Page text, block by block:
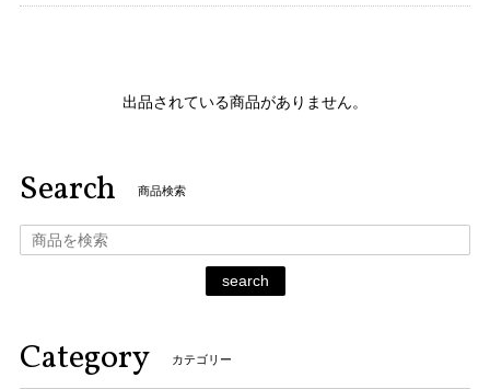
出品されている商品がありません。
Search 商品検索
search
Category カテゴリー